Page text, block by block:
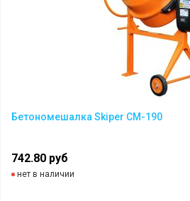
Бетономешалка Skiper CM-190
742.80 руб
нет в наличии